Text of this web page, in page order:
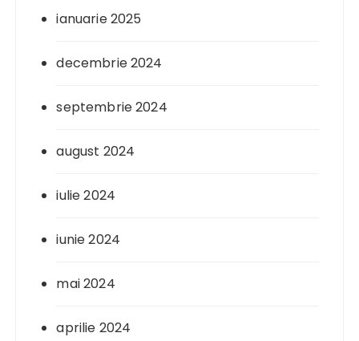
ianuarie 2025
decembrie 2024
septembrie 2024
august 2024
iulie 2024
iunie 2024
mai 2024
aprilie 2024